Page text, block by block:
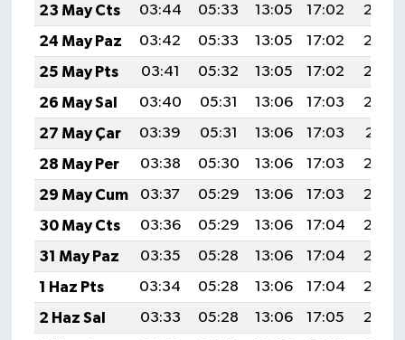
23 May Cts
03:44 05:33 13:05 17:02
20:27
24 May Paz
03:42 05:33 13:05 17:02
20:28
25 May Pts
03:41 05:32 13:05 17:02
20:29
26 May Sal
03:40 05:31 13:06 17:03
20:30
27 May Çar
03:39 05:31 13:06 17:03
20:31
28 May Per
03:38 05:30 13:06 17:03
20:32
29 May Cum
03:37 05:29 13:06 17:03
20:32
30 May Cts
03:36 05:29 13:06 17:04
20:33
31 May Paz
03:35 05:28 13:06 17:04
20:34
1 Haz Pts
03:34 05:28 13:06 17:04
20:35
2 Haz Sal
03:33 05:28 13:06 17:05
20:35